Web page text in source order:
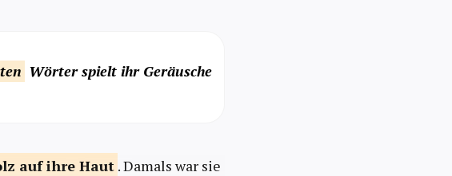
Wörter spielt ihr Geräusche
auf ihre Haut . Damals war sie